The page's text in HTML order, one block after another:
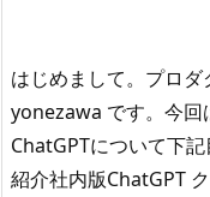
はじめまして。プロ
yonezawa です。 今回
ChatGPTについて下記
紹介社内版ChatGPT